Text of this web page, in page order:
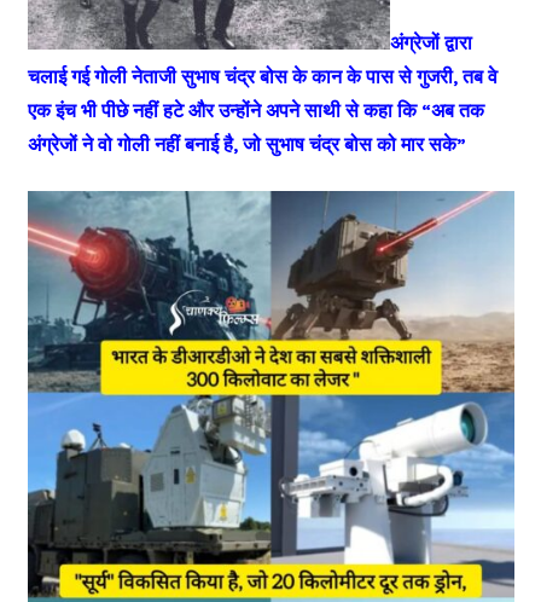
अंग्रेजों द्वारा
चलाई गई गोली नेताजी सुभाष चंद्र बोस के कान के पास से गुजरी, तब वे
एक इंच भी पीछे नहीं हटे और उन्होंने अपने साथी से कहा कि “अब तक
अंग्रेजों ने वो गोली नहीं बनाई है, जो सुभाष चंद्र बोस को मार सके”‌‌